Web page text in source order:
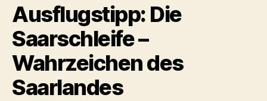
Ausflugstipp: Die
Saarschleife –
Wahrzeichen des
Saarlandes